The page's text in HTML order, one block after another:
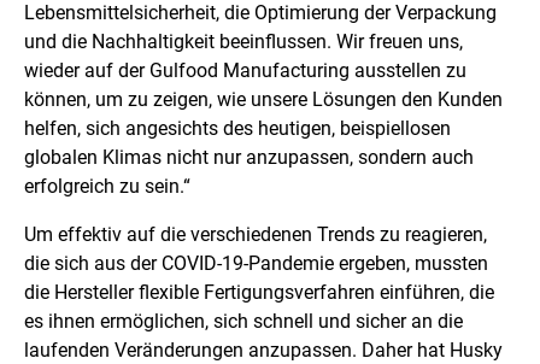
Lebensmittelsicherheit, die Optimierung der Verpackung
und die Nachhaltigkeit beeinflussen. Wir freuen uns,
wieder auf der Gulfood Manufacturing ausstellen zu
können, um zu zeigen, wie unsere Lösungen den Kunden
helfen, sich angesichts des heutigen, beispiellosen
globalen Klimas nicht nur anzupassen, sondern auch
erfolgreich zu sein.“
Um effektiv auf die verschiedenen Trends zu reagieren,
die sich aus der COVID-19-Pandemie ergeben, mussten
die Hersteller flexible Fertigungsverfahren einführen, die
es ihnen ermöglichen, sich schnell und sicher an die
laufenden Veränderungen anzupassen. Daher hat Husky